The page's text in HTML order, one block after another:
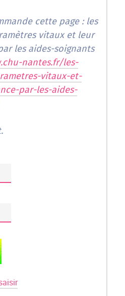
cette page : les
vitaux et leur
les aides-soignants
nantes.fr/les-
vitaux-et-
par-les-aides-